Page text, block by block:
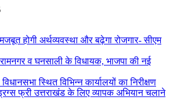
होगी अर्थव्यवस्था और बढ़ेगा रोजगार- सीएम
व घनसाली के विधायक, भाजपा की नई
स्थित विभिन्न कार्यालयों का निरीक्षण
फ्री उत्तराखंड के लिए व्यापक अभियान चलाने